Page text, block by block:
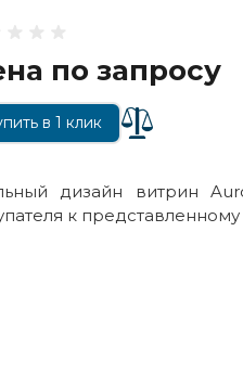
по запросу
в 1 клик
дизайн витрин
к